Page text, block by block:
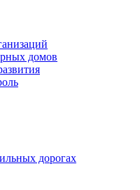
домов
дорогах